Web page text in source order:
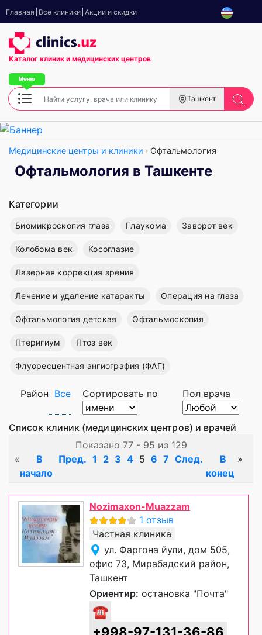
Главная Все клиники Акции и скидки
Каталог клиник и медицинских центров
Ташкент
Медицинские центры и клиники Офтальмология
Офтальмология в Ташкенте
Категории
Биомикроскопия глаза Глаукома Заворот век
Колобома век Косоглазие
Лазерная коррекция зрения
Лечение и удаление катаракты Операция на глаза
Офтальмология детская Офтальмоскопия
Птеригиум Птоз век
Флуоресцентная ангиография (ФАГ)
Район Все Сортировать по Пол врача
Список клиник (медицинских центров) и врачей
Показано 77 - 95 из 129
«
В
начало
Пред. 1 2 3 4 5 6 7 След.
В
конец
»
Nozimaxon-Muazzam
1 отзыв
Частная клиника
ул. Фаргона йули, дом 505,
офис 73, Мирабадский район,
Ташкент
Ориентир: остановка "Почта"
☎
+998-97-131-36-86